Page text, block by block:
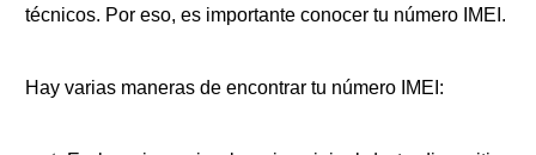
técnicos. Por eso, es importante conocer tu número IMEI.
Hay varias maneras de encontrar tu número IMEI: